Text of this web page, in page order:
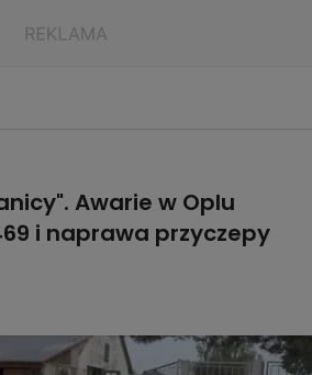
Awarie w Oplu
i naprawa przyczepy